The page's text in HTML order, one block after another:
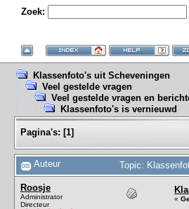
Zoek:
Klassenfoto's uit Scheveningen
Veel gestelde vragen
Veel gestelde vragen en
Klassenfoto's is vernieuwd
Pagina's: [1]
Auteur Topic:
Roosje
Administrator
Directeur
«